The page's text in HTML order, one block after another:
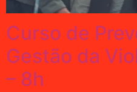
Curso de
Gestão da
– 8h